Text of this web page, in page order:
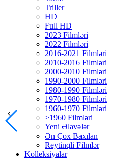
Triller
HD
Full HD
2023 Filmləri
2022 Filmləri
2016-2021 Filmləri
2010-2016 Filmləri
2000-2010 Filmləri
1990-2000 Filmləri
1980-1990 Filmləri
1970-1980 Filmləri
1960-1970 Filmləri
>1960 Filmləri
Yeni Əlavələr
Ən Çox Baxılan
Reytinqli Filmlər
Kolleksiyalar